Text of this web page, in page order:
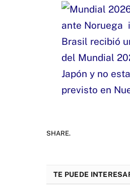
Brasil recibió
del Mundial
Japón y no
previsto en
SHARE.
TE PUEDE